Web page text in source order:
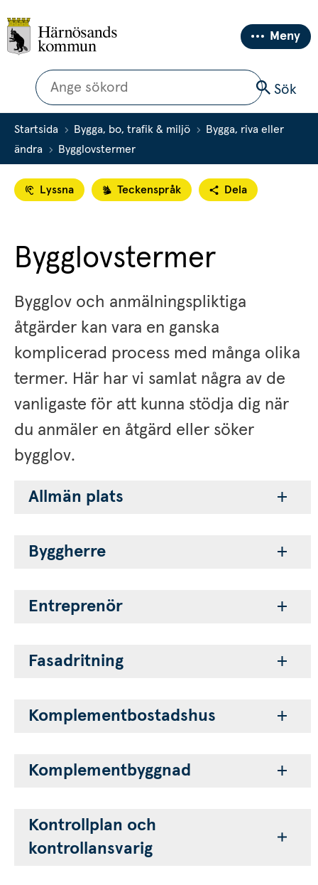
Meny
Sök
Sök
Startsida Bygga, bo, trafik & miljö
Bygga, riva eller
ändra
Bygglovstermer
Lyssna Teckenspråk Dela
Bygglovstermer
Bygglov och anmälningspliktiga
åtgärder kan vara en ganska
komplicerad process med många olika
termer. Här har vi samlat några av de
vanligaste för att kunna stödja dig när
du anmäler en åtgärd eller söker
bygglov.
Allmän plats
Byggherre
Entreprenör
Fasadritning
Komplementbostadshus
Komplementbyggnad
Kontrollplan och
kontrollansvarig